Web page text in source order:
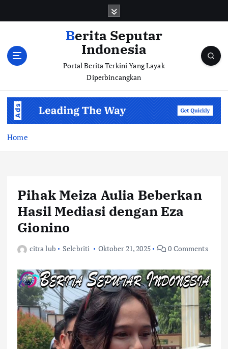
Berita Seputar
Indonesia
Portal Berita Terkini Yang Layak
Diperbincangkan
Home
Pihak Meiza Aulia Beberkan
Hasil Mediasi dengan Eza
Gionino
citra lub Selebriti Oktober 21, 2025 0 Comments